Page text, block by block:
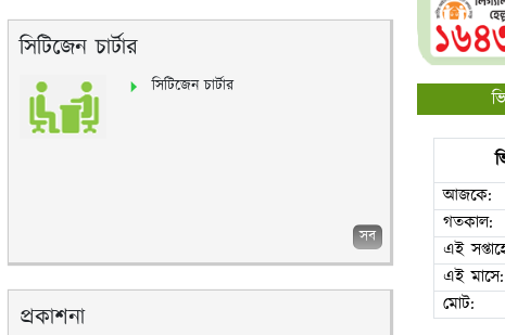
সিটিজেন চার্টার
সিটিজেন চার্টার
সব
প্রকাশনা
আজকে:
গতকাল:
এই
এই মাসে:
মোট: